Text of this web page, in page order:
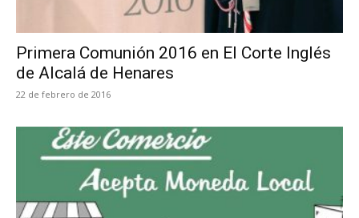
Primera Comunión 2016 en El Corte Inglés
de Alcalá de Henares
22 de febrero de 2016